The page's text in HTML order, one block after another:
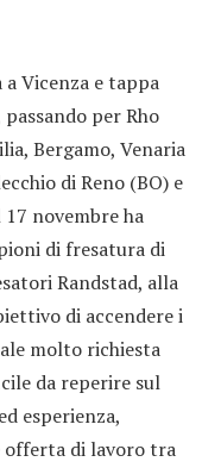
Vicenza e tappa
per Rho
Bergamo, Venaria
di Reno (BO) e
novembre ha
di fresatura di
Randstad, alla
di accendere i
molto richiesta
da reperire sul
esperienza,
di lavoro tra